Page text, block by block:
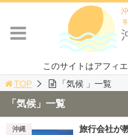
このサイトはアフィ
TOP
「気候 」一覧
「気候」一覧
旅行会社が
沖縄